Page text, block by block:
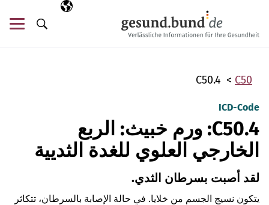
اللغة المختارة
AR
البحث
C50
C50.4
ICD-Code
C50.4: ورم خبيث: الربع
الخارجي العلوي للغدة الثديية
لقد أصبت بسرطان الثدي.
يتكون نسيج الجسم من خلايا. في حالة الإصابة بالسرطان، تتكاثر